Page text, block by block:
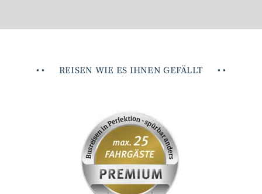
• • REISEN WIE ES IHNEN GEFÄLLT • •